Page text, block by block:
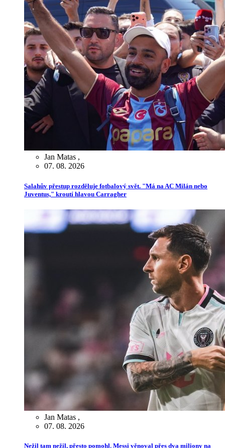
Jan Matas ,
07. 08. 2026
Salahův přestup rozděluje fotbalový svět. "Má na AC Milán nebo
Juventus," kroutí hlavou Carragher
Jan Matas ,
07. 08. 2026
Nežil tam nežil, přesto pomohl. Messi věnoval přes dva miliony na